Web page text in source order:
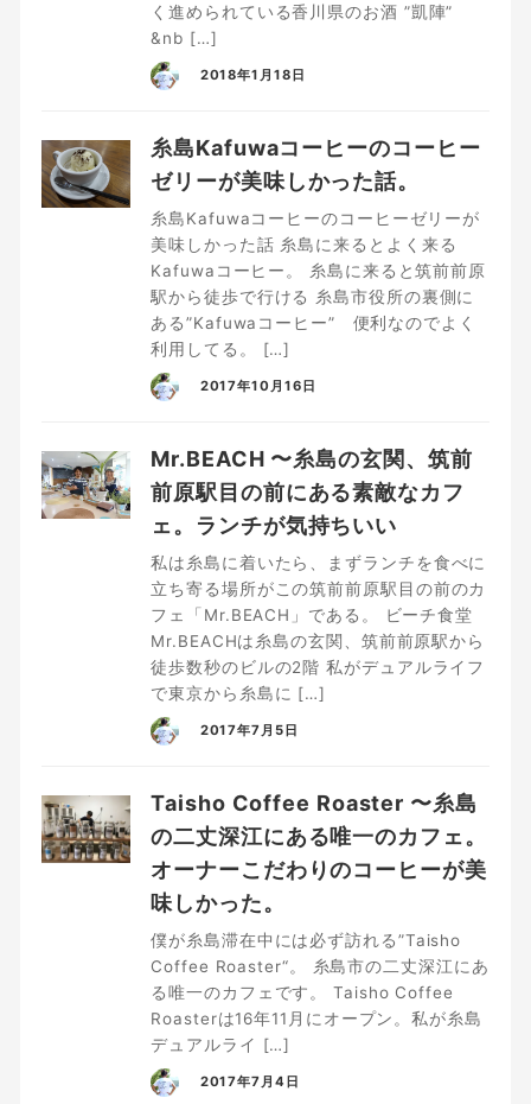
く進められている香川県のお酒 ”凱陣”
&nb […]
2018年1月18日
糸島Kafuwaコーヒーのコーヒー
ゼリーが美味しかった話。
糸島Kafuwaコーヒーのコーヒーゼリーが
美味しかった話 糸島に来るとよく来る
Kafuwaコーヒー。 糸島に来ると筑前前原
駅から徒歩で行ける 糸島市役所の裏側に
ある”Kafuwaコーヒー” 便利なのでよく
利用してる。 […]
2017年10月16日
Mr.BEACH 〜糸島の玄関、筑前
前原駅目の前にある素敵なカフ
ェ。ランチが気持ちいい
私は糸島に着いたら、まずランチを食べに
立ち寄る場所がこの筑前前原駅目の前のカ
フェ「Mr.BEACH」である。 ビーチ食堂
Mr.BEACHは糸島の玄関、筑前前原駅から
徒歩数秒のビルの2階 私がデュアルライフ
で東京から糸島に […]
2017年7月5日
Taisho Coffee Roaster 〜糸島
の二丈深江にある唯一のカフェ。
オーナーこだわりのコーヒーが美
味しかった。
僕が糸島滞在中には必ず訪れる”Taisho
Coffee Roaster“。 糸島市の二丈深江にあ
る唯一のカフェです。 Taisho Coffee
Roasterは16年11月にオープン。私が糸島
デュアルライ […]
2017年7月4日